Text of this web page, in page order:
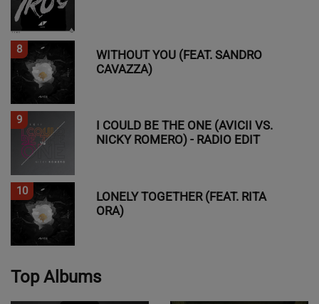
8
WITHOUT YOU (FEAT. SANDRO
CAVAZZA)
9
I COULD BE THE ONE (AVICII VS.
NICKY ROMERO) - RADIO EDIT
10
LONELY TOGETHER (FEAT. RITA
ORA)
Top Albums